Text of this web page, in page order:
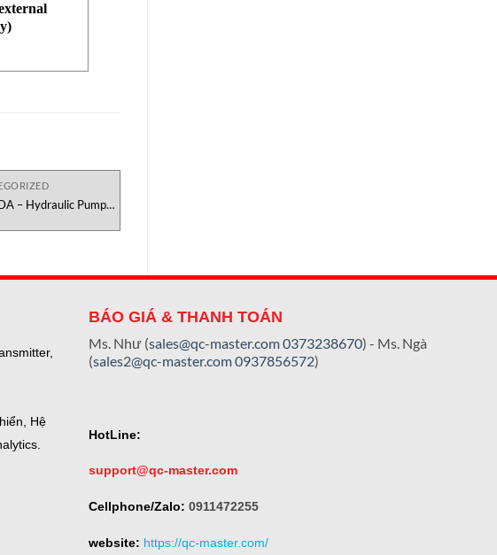
– Hydraulic Pump
Hệ
BÁO GIÁ & THANH TOÁN
Ms. Như (sales@qc-master.com0373238670) - Ms. Ngà
(sales2@qc-master.com0937856572)
HotLine:
support@qc-master.com
Cellphone/Zalo: 0911472255
website: https://qc-master.com/